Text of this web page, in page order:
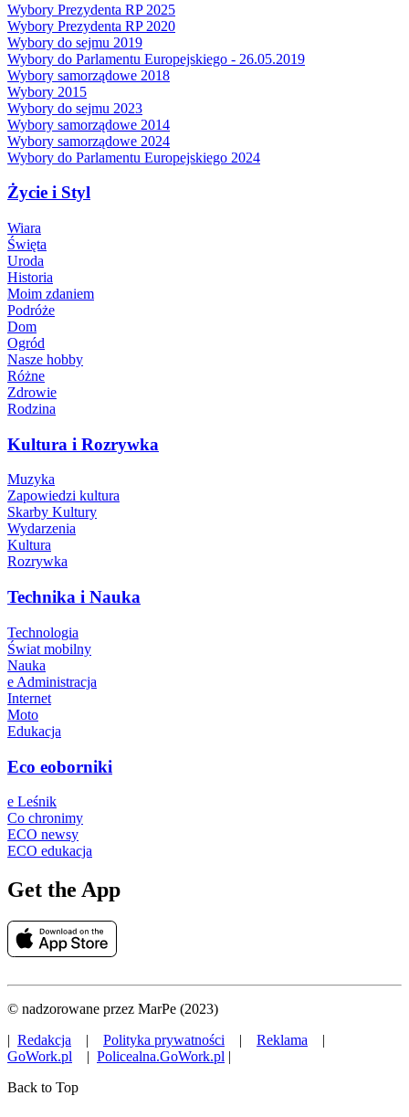
Wybory Prezydenta RP 2025
Wybory Prezydenta RP 2020
Wybory do sejmu 2019
Wybory do Parlamentu Europejskiego - 26.05.2019
Wybory samorządowe 2018
Wybory 2015
Wybory do sejmu 2023
Wybory samorządowe 2014
Wybory samorządowe 2024
Wybory do Parlamentu Europejskiego 2024
Życie i Styl
Wiara
Święta
Uroda
Historia
Moim zdaniem
Podróże
Dom
Ogród
Nasze hobby
Różne
Zdrowie
Rodzina
Kultura i Rozrywka
Muzyka
Zapowiedzi kultura
Skarby Kultury
Wydarzenia
Kultura
Rozrywka
Technika i Nauka
Technologia
Świat mobilny
Nauka
e Administracja
Internet
Moto
Edukacja
Eco eoborniki
e Leśnik
Co chronimy
ECO newsy
ECO edukacja
Get the App
© nadzorowane przez MarPe (2023)
| Redakcja | Polityka prywatności | Reklama |
GoWork.pl | Policealna.GoWork.pl |
Back to Top